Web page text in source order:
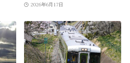
2026年6月17日